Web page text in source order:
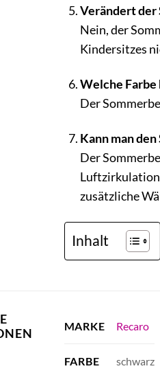
Verändert der
Nein, der
Kindersitzes
Welche Farbe
Der
Kann man
Der
Luftzirkulation
zusätzliche
Inhalt
MARKE Recaro
FARBE schwarz